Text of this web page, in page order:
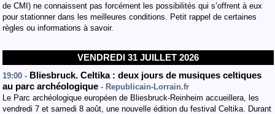
de CMI) ne connaissent pas forcément les possibilités qui s’offrent à eux
pour stationner dans les meilleures conditions. Petit rappel de certaines
règles ou informations à savoir.
VENDREDI 31 JUILLET 2026
19:00 - Bliesbruck. Celtika : deux jours de musiques celtiques
au parc archéologique - Republicain-Lorrain.fr
Le Parc archéologique européen de Bliesbruck-Reinheim accueillera, les
vendredi 7 et samedi 8 août, une nouvelle édition du festival Celtika. Durant